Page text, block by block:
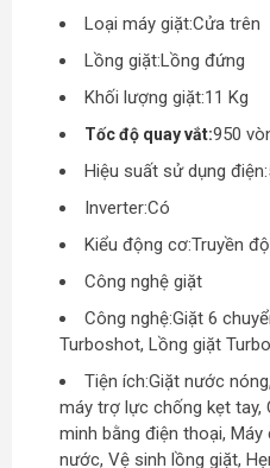
Loại máy giặt:Cửa trên
Lồng giặt:Lồng đứng
Khối lượng giặt:11 Kg
Tốc độ quay vắt:950
Hiệu suất sử dụng điện:
Inverter:Có
Kiểu động cơ:Truyền
Công nghệ giặt
Công nghệ:Giặt 6
Turboshot, Lồng giặt
Tiện ích:Giặt nước
máy trợ lực chống kẹt tay,
minh bằng điện thoại, Máy
nước, Vệ sinh lồng giặt,